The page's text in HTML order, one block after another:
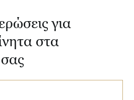
για
στα